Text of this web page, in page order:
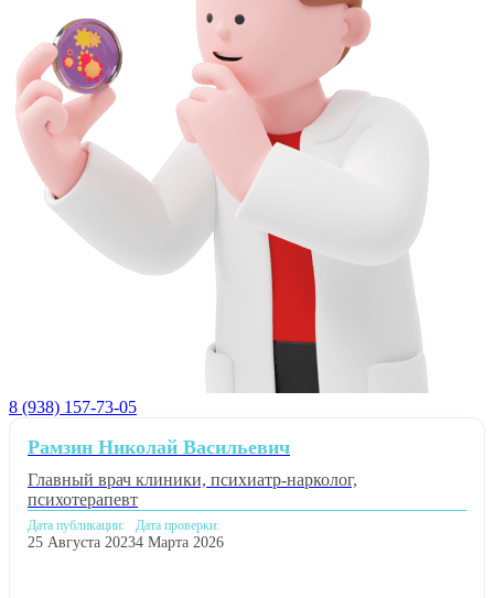
8 (938) 157-73-05
Рамзин Николай Васильевич
Главный врач клиники, психиатр-нарколог,
психотерапевт
Дата публикации:
25 Августа 2023
Дата проверки:
4 Марта 2026